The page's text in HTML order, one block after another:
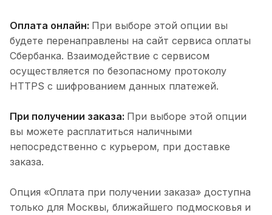
Оплата онлайн: При выборе этой опции вы
будете перенаправлены на сайт сервиса оплаты
Сбербанка. Взаимодействие с сервисом
осуществляется по безопасному протоколу
HTTPS с шифрованием данных платежей.
При получении заказа: При выборе этой опции
вы можете расплатиться наличными
непосредственно с курьером, при доставке
заказа.
Опция «Оплата при получении заказа» доступна
только для Москвы, ближайшего подмосковья и